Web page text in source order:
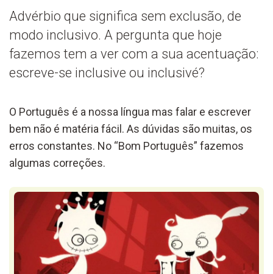
Advérbio que significa sem exclusão, de
modo inclusivo. A pergunta que hoje
fazemos tem a ver com a sua acentuação:
escreve-se inclusive ou inclusivé?
O Português é a nossa língua mas falar e escrever
bem não é matéria fácil. As dúvidas são muitas, os
erros constantes. No “Bom Português” fazemos
algumas correções.